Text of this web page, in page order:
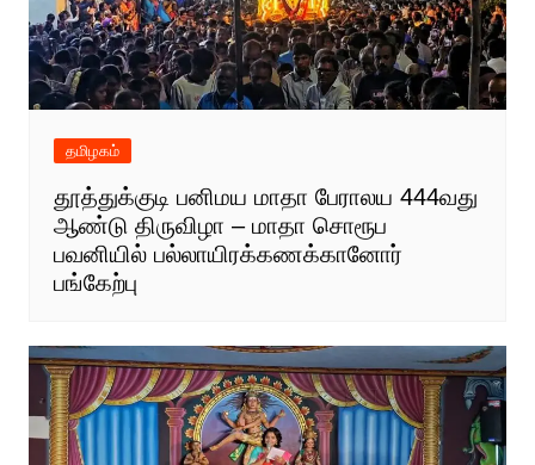
தமிழகம்
தூத்துக்குடி பனிமய மாதா பேராலய 444வது
ஆண்டு திருவிழா – மாதா சொரூப
பவனியில் பல்லாயிரக்கணக்கானோர்
பங்கேற்பு